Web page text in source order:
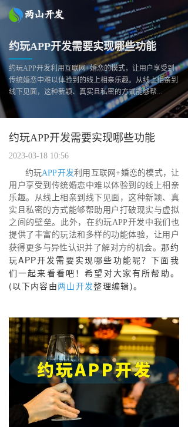
约玩APP开发需要实现哪些功能
约玩APP开发利用互联网+婚恋的模式，让用户享受到
传统婚恋中难以体验到的线上相亲乐趣。从线上相亲到
线下见面，这种新颖、真实且私密的方式能够帮...
约玩APP开发需要实现哪些功能
2023-03-18 10:56
约玩APP开发利用互联网+婚恋的模式，让
用户享受到传统婚恋中难以体验到的线上相亲
乐趣。从线上相亲到线下见面，这种新颖、真
实且私密的方式能够帮助用户打破现实与虚拟
之间的壁垒。此外，在约玩APP开发中我们也
提供了丰富的玩法和多样的功能体验，让用户
获得更多与异性认识并了解对方的机会。 那约
玩APP开发需要实现哪些功能呢？下面我
们一起来看看吧！希望对大家有所帮助。
(以下内容由两山开发整理编辑)。